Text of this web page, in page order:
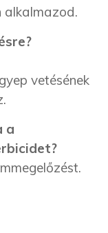
alkalmazod.
vetésének
a